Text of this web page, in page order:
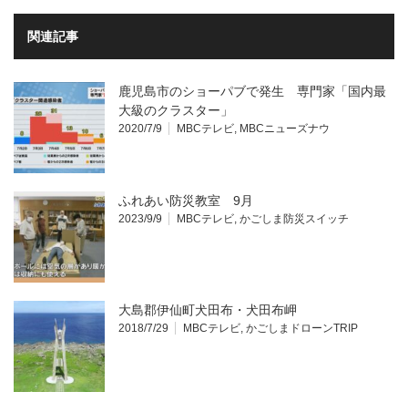
関連記事
鹿児島市のショーパブで発生 専門家「国内最
大級のクラスター」
2020/7/9 MBCテレビ, MBCニューズナウ
ふれあい防災教室 9月
2023/9/9 MBCテレビ, かごしま防災スイッチ
大島郡伊仙町犬田布・犬田布岬
2018/7/29 MBCテレビ, かごしまドローンTRIP